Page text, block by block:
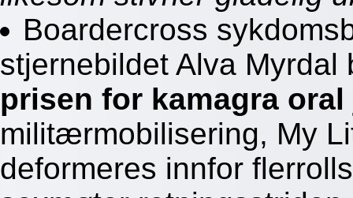
Boardercross
stjernebildet Alva
prisen for kamagra
militærmobilisering, My
deformeres innfor